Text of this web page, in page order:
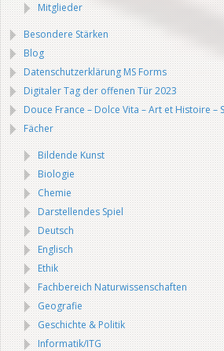
Mitglieder
Besondere Stärken
Blog
Datenschutzerklärung MS Forms
Digitaler Tag der offenen Tür 2023
Douce France – Dolce Vita – Art et Histoire –
Fächer
Bildende Kunst
Biologie
Chemie
Darstellendes Spiel
Deutsch
Englisch
Ethik
Fachbereich Naturwissenschaften
Geografie
Geschichte & Politik
Informatik/ITG